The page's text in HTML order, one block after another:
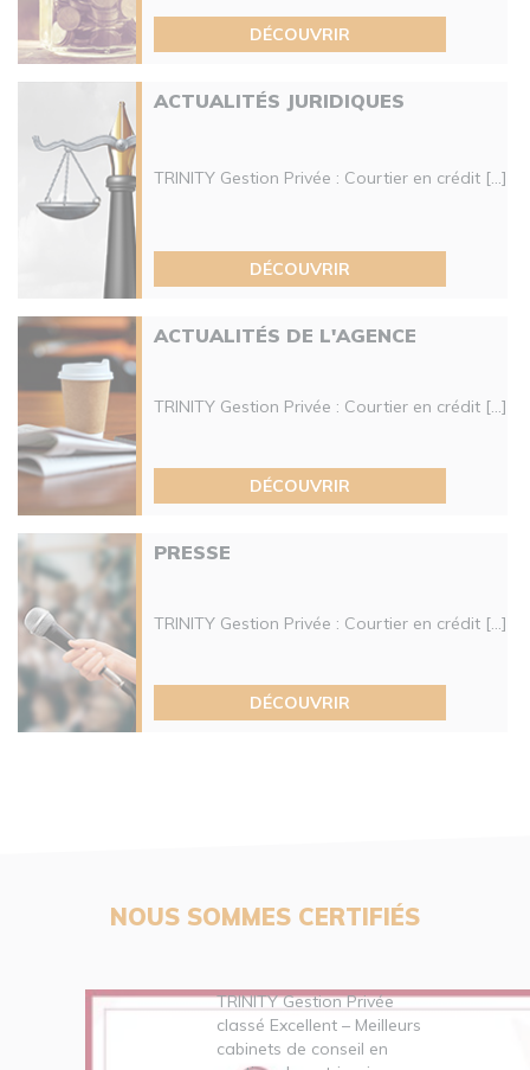
DÉCOUVRIR
ACTUALITÉS JURIDIQUES
TRINITY Gestion Privée : Courtier en crédit [...]
DÉCOUVRIR
ACTUALITÉS DE L'AGENCE
TRINITY Gestion Privée : Courtier en crédit [...]
DÉCOUVRIR
PRESSE
TRINITY Gestion Privée : Courtier en crédit [...]
DÉCOUVRIR
NOUS SOMMES CERTIFIÉS
TRINITY Gestion Privée
classé Excellent – Meilleurs
cabinets de conseil en